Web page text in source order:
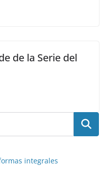
de la Serie del
integrales